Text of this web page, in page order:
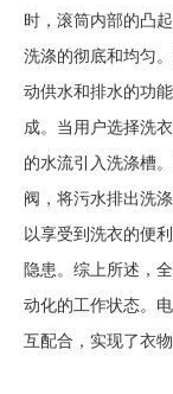
时，滚筒内部的凸
洗涤的彻底和均匀
动供水和排水的功
成。当用户选择洗
的水流引入洗涤槽
阀，将污水排出洗
以享受到洗衣的便
隐患。综上所述，
动化的工作状态。
互配合，实现了衣